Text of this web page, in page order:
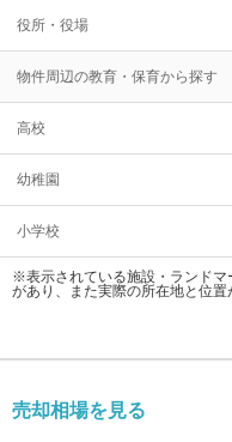
役所・役場
物件周辺の教育・保育から探す
高校
幼稚園
小学校
※表示されている施設・ランドマ
があり、また実際の所在地と位置
売却相場を見る